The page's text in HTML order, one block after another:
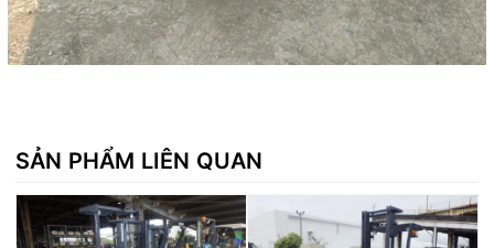
SẢN PHẨM LIÊN QUAN